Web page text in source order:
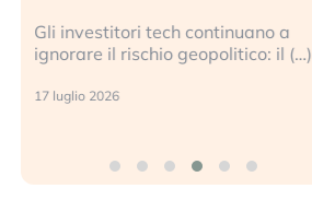
Gli investitori tech continuano a
ignorare il rischio geopolitico: il (…)
17 luglio 2026